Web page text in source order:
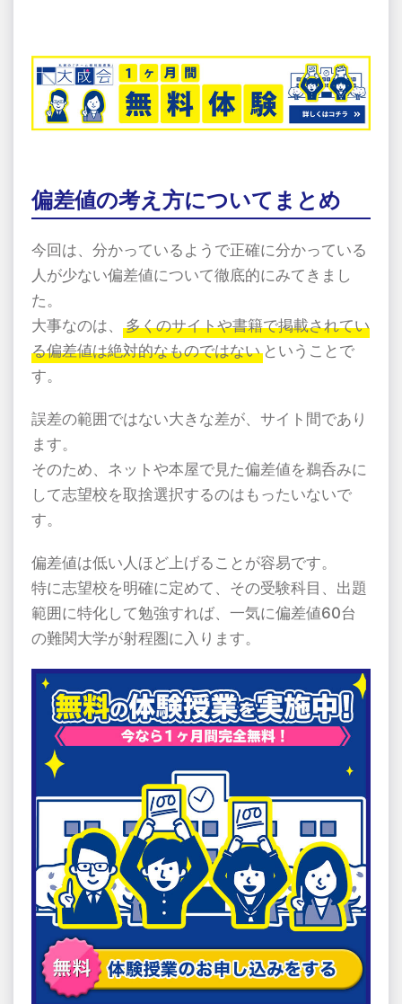
偏差値の考え方についてまとめ
今回は、分かっているようで正確に分かっている
人が少ない偏差値について徹底的にみてきまし
た。
大事なのは、
多くのサイトや書籍で掲載されてい
る偏差値は絶対的なものではない ということで
す。
誤差の範囲ではない大きな差が、サイト間であり
ます。
そのため、ネットや本屋で見た偏差値を鵜呑みに
して志望校を取捨選択するのはもったいないで
す。
偏差値は低い人ほど上げることが容易です。
特に志望校を明確に定めて、その受験科目、出題
範囲に特化して勉強すれば、一気に偏差値60台
の難関大学が射程圏に入ります。